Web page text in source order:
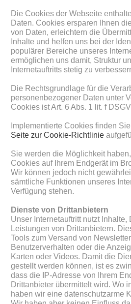
Die Cookies der Webseite
Daten. Cookies ersparen Ihnen
von Daten, erleichtern die
Inhalte und helfen uns bei der
populärer Bereiche unseres
ermöglichen uns damit, Struktur
Internetauftritts stetig zu
Die Rechtsgrundlage für die
personenbezogener Daten unter
Cookies ist Art. 6 Abs. 1 lit. f
Implementierte Cookies finden
Seite zur Cookie-Richtlinie
Sie werden die Möglichkeit
Cookies auf Ihrem Endgerät im
Wir können jedoch nicht
sämtliche Funktionen unseres
Verfügung stehen.
Dienste von Drittanbietern
Unser Internetauftritt nutzt Inhalte,
Leistungen von Drittanbietern.
Tools zum Versand von
Benutzerverhalten oder die
Karten oder Videos. Damit die
gestellt werden können, ist es
dass die IP-Adresse von Ihrem
Drittanbieter übermittelt wird. Wo
haben wir eine datenschutzarme